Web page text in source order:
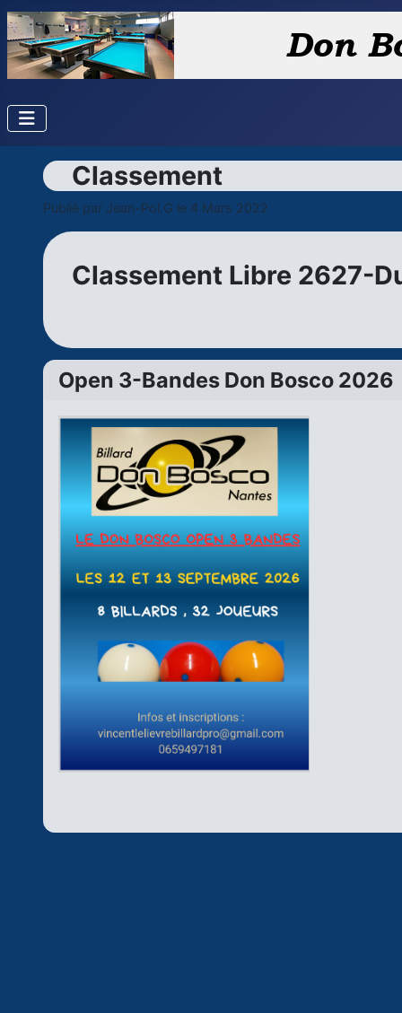
Open 3-Bandes Don Bosco 2026
Classement
Publié par Jean-Pol.G le 4 Mars 2022
Classement Libre 2627-